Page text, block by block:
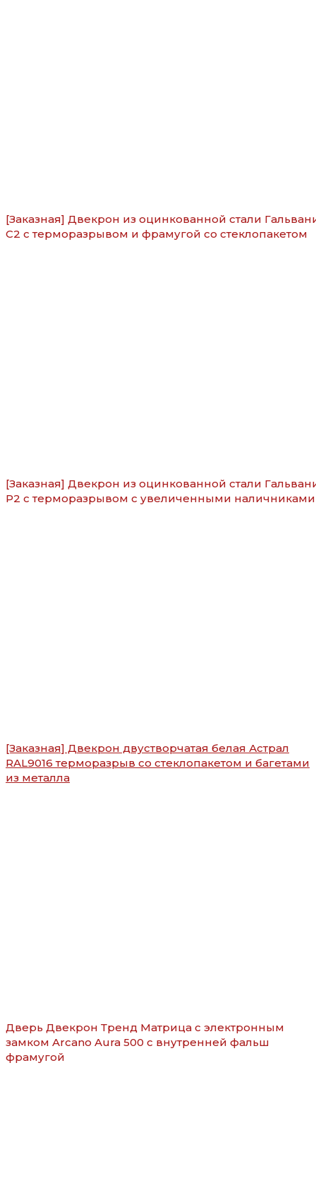
[Заказная] Двекрон из оцинкованной стали
С2 с терморазрывом и фрамугой со стеклопакетом
[Заказная] Двекрон из оцинкованной стали
Р2 с терморазрывом с увеличенными наличниками
[Заказная] Двекрон двустворчатая белая Астрал
RAL9016 терморазрыв со стеклопакетом и багетами
из металла
Дверь Двекрон Тренд Матрица с электронным
замком Arcano Aura 500 с внутренней фальш
фрамугой